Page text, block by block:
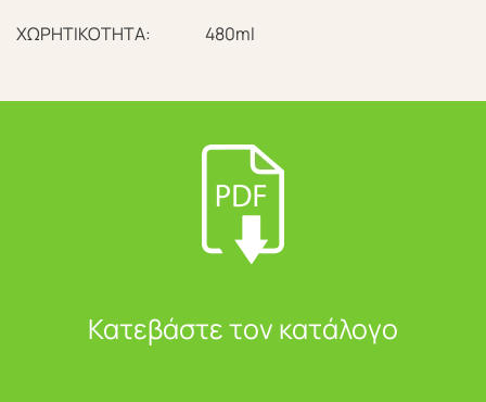
ΧΩΡΗΤΙΚΟΤΗΤΑ: 480ml
Κατεβάστε τον κατάλογο